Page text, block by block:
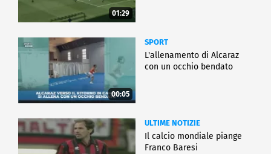
01:29
00:05
SPORT
L'allenamento di Alcaraz
con un occhio bendato
ULTIME NOTIZIE
Il calcio mondiale piange
Franco Baresi